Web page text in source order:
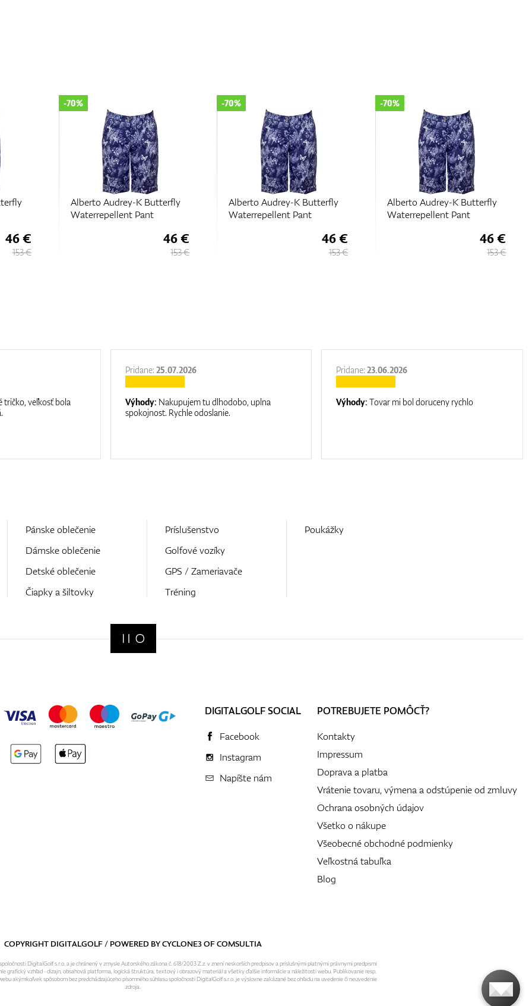
46 €
153 €
Alberto Audrey-K Butterfly
Waterrepellent Pant
-70%
46 €
153 €
Alberto Audrey-K Butterfly
Waterrepellent Pant
-70%
46 €
153 €
Alberto Audrey-K Butterfly
Waterrepellent Pant
-70%
46 €
153 €
tričko, veľkosť bola
Pridane:25.07.2026
Výhody: Nakupujem tu dlhodobo, uplna
spokojnost. Rychle odoslanie.
Pridane:23.06.2026
Výhody:Tovar mi bol doruceny rychlo
Pánske oblečenie
Dámske oblečenie
Detské oblečenie
Čiapky a šiltovky
Príslušenstvo
Golfové vozíky
GPS / Zameriavače
Tréning
Poukážky
DIGITALGOLF SOCIAL
Facebook
Instagram
Napíšte nám
POTREBUJETE POMÔCŤ?
Kontakty
Impressum
Doprava a platba
Vrátenie tovaru, výmena a odstúpenie od zmluvy
Ochrana osobných údajov
Všetko o nákupe
Všeobecné obchodné podmienky
Veľkostná tabuľka
Blog
COPYRIGHT DIGITALGOLF / POWERED BYCYCLONE3OFCOMSULTIA
DigitalGolf s.r.o. a je chránený v zmysle Autorského zákona č. 618/2003 Z.z. v znení neskorších predpisov a príslušnými platnými právnymi predpismi
grafický vzhľad - dizajn, obsahová platforma, logická štruktúra, textový i obrazový materiál a všetky ďalšie informácie a náležitosti webu. Publikovanie resp.
akýmkoľvek spôsobom bez predchádzajúceho písomného súhlasu spoločnosti DigitalGolf s.r.o. je výslovne zakázané bez ohľadu na uvedenie či neuvedenie
zdroja.